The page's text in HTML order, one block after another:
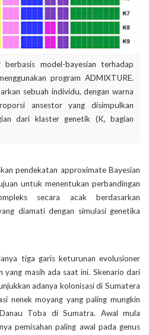
berbasis model-bayesian terhadap
program ADMIXTURE.
sebuah individu, dengan warna
ansestor yang disimpulkan
dari klaster genetik (K, bagian
pendekatan approximate Bayesian
untuk menentukan perbandingan
secara acak berdasarkan
diamati dengan simulasi genetika
tiga garis keturunan evolusioner
masih ada saat ini. Skenario dari
adanya kolonisasi di Sumatera
nenek moyang yang paling mungkin
Toba di Sumatra. Awal mula
pemisahan paling awal pada genus